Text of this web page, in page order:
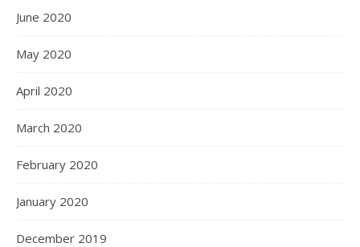
June 2020
May 2020
April 2020
March 2020
February 2020
January 2020
December 2019